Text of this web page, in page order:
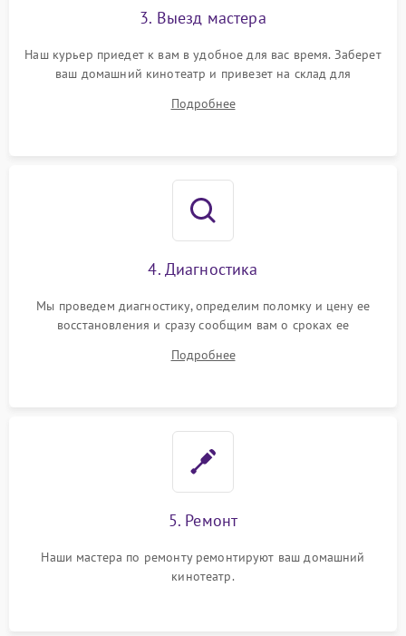
3. Выезд мастера
Наш курьер приедет к вам в удобное для вас время. Заберет
ваш домашний кинотеатр и привезет на склад для
Подробнее
4. Диагностика
Мы проведем диагностику, определим поломку и цену ее
восстановления и сразу сообщим вам о сроках ее
Подробнее
5. Ремонт
Наши мастера по ремонту ремонтируют ваш домашний
кинотеатр.